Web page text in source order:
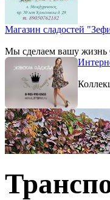
Магазин сладостей
Мы сделаем вашу